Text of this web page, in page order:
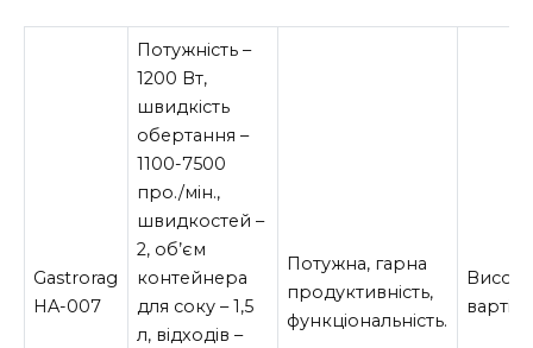
Gastrorag
HA-007
Потужність –
1200 Вт,
швидкість
обертання –
1100-7500
про./мін.,
швидкостей –
2, об’єм
контейнера
для соку – 1,5
л, відходів –
Потужна, гарна
продуктивність,
функціональність.
Висока